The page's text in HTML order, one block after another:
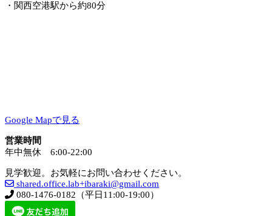
・関西空港駅から約80分
Google Mapで見る
営業時間
年中無休 6:00-22:00
見学歓迎。お気軽にお問い合わせください。
shared.office.lab+ibaraki@gmail.com
080-1476-0182（平日11:00-19:00）